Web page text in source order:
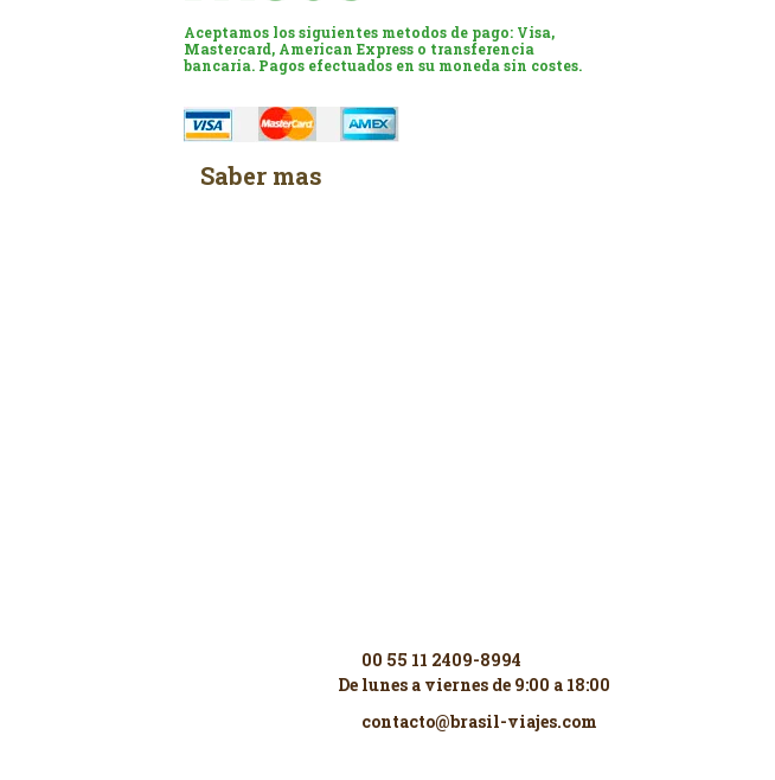
Aceptamos los siguientes metodos de pago: Visa,
Mastercard, American Express o transferencia
bancaria. Pagos efectuados en su moneda sin costes.
Saber mas
00 55 11 2409-8994
De lunes a viernes de 9:00 a 18:00
contacto@brasil-viajes.com